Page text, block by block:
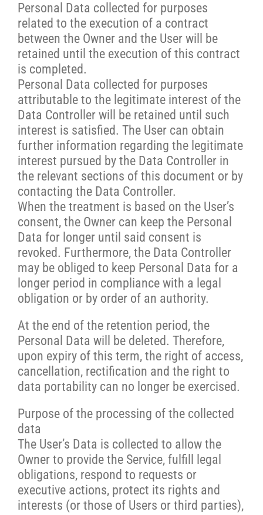
Personal Data collected for purposes
related to the execution of a contract
between the Owner and the User will be
retained until the execution of this contract
is completed.
Personal Data collected for purposes
attributable to the legitimate interest of the
Data Controller will be retained until such
interest is satisfied. The User can obtain
further information regarding the legitimate
interest pursued by the Data Controller in
the relevant sections of this document or by
contacting the Data Controller.
When the treatment is based on the User’s
consent, the Owner can keep the Personal
Data for longer until said consent is
revoked. Furthermore, the Data Controller
may be obliged to keep Personal Data for a
longer period in compliance with a legal
obligation or by order of an authority.
At the end of the retention period, the
Personal Data will be deleted. Therefore,
upon expiry of this term, the right of access,
cancellation, rectification and the right to
data portability can no longer be exercised.
Purpose of the processing of the collected
data
The User’s Data is collected to allow the
Owner to provide the Service, fulfill legal
obligations, respond to requests or
executive actions, protect its rights and
interests (or those of Users or third parties),